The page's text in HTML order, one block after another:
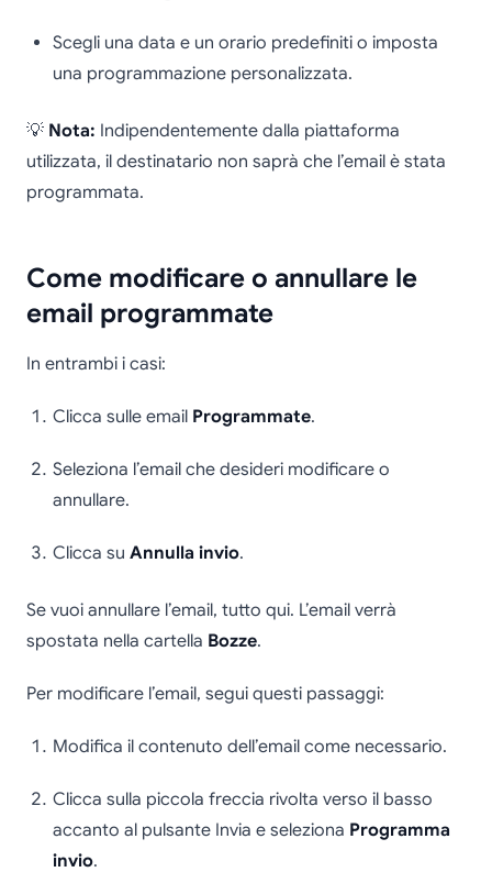
Scegli una data e un orario predefiniti o imposta
una programmazione personalizzata.
💡 Nota: Indipendentemente dalla piattaforma
utilizzata, il destinatario non saprà che l’email è stata
programmata.
Come modificare o annullare le
email programmate
In entrambi i casi:
Clicca sulle email Programmate.
Seleziona l’email che desideri modificare o
annullare.
Clicca su Annulla invio.
Se vuoi annullare l’email, tutto qui. L’email verrà
spostata nella cartella Bozze.
Per modificare l’email, segui questi passaggi:
Modifica il contenuto dell’email come necessario.
Clicca sulla piccola freccia rivolta verso il basso
accanto al pulsante Invia e seleziona Programma
invio.